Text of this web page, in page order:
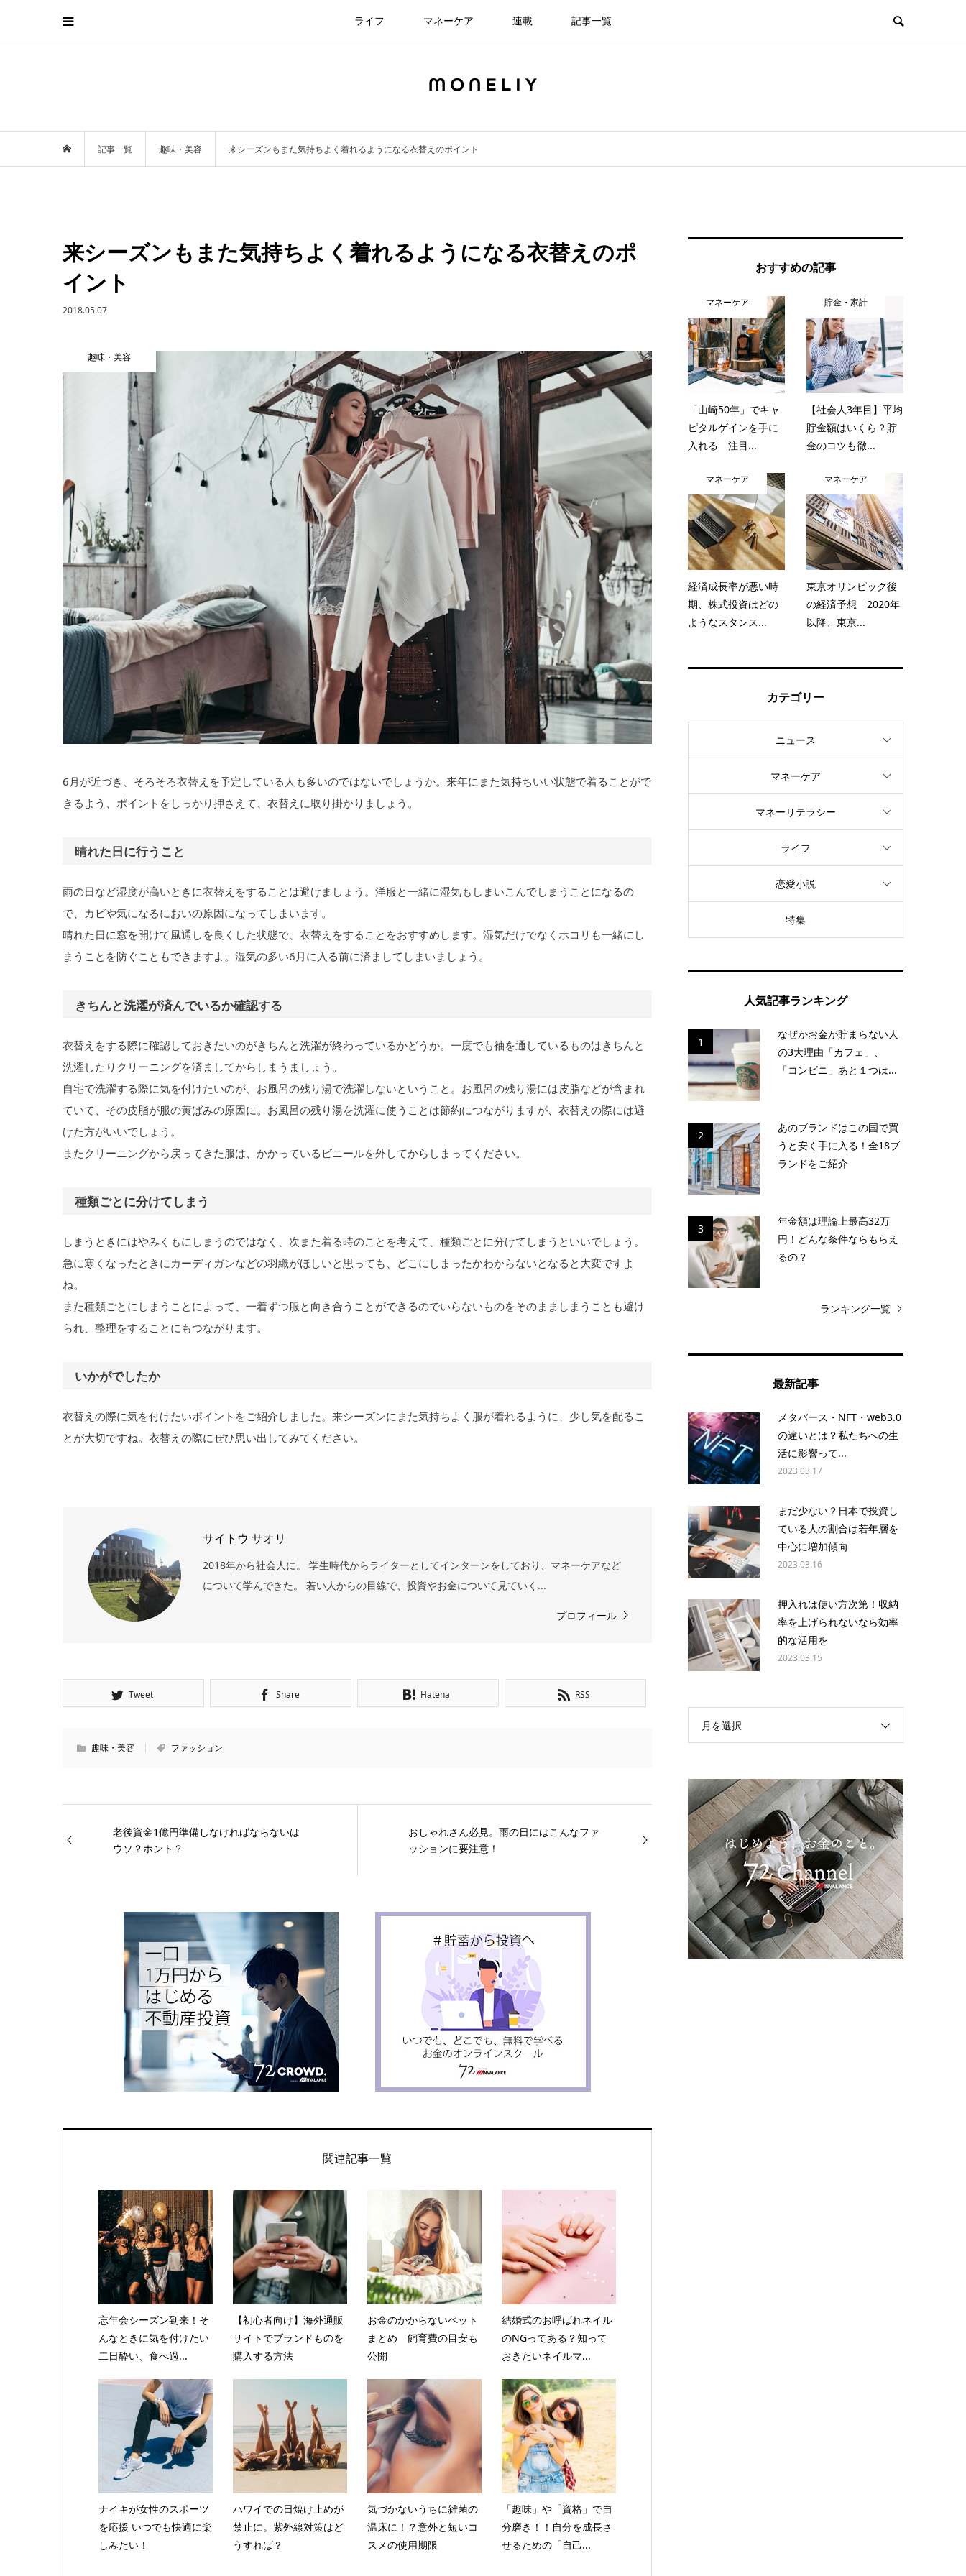
ライフ マネーケア 連載 記事一覧
記事一覧 趣味・美容 来シーズンもまた気持ちよく着れるようになる衣替えのポイント
来シーズンもまた気持ちよく着れるようになる衣替えのポ
イント
2018.05.07
趣味・美容
6月が近づき、そろそろ衣替えを予定している人も多いのではないでしょうか。来年にまた気持ちいい状態で着ることがで
きるよう、ポイントをしっかり押さえて、衣替えに取り掛かりましょう。
晴れた日に行うこと
雨の日など湿度が高いときに衣替えをすることは避けましょう。洋服と一緒に湿気もしまいこんでしまうことになるの
で、カビや気になるにおいの原因になってしまいます。
晴れた日に窓を開けて風通しを良くした状態で、衣替えをすることをおすすめします。湿気だけでなくホコリも一緒にし
まうことを防ぐこともできますよ。湿気の多い6月に入る前に済ましてしまいましょう。
きちんと洗濯が済んでいるか確認する
衣替えをする際に確認しておきたいのがきちんと洗濯が終わっているかどうか。一度でも袖を通しているものはきちんと
洗濯したりクリーニングを済ましてからしまうましょう。
自宅で洗濯する際に気を付けたいのが、お風呂の残り湯で洗濯しないということ。お風呂の残り湯には皮脂などが含まれ
ていて、その皮脂が服の黄ばみの原因に。お風呂の残り湯を洗濯に使うことは節約につながりますが、衣替えの際には避
けた方がいいでしょう。
またクリーニングから戻ってきた服は、かかっているビニールを外してからしまってください。
種類ごとに分けてしまう
しまうときにはやみくもにしまうのではなく、次また着る時のことを考えて、種類ごとに分けてしまうといいでしょう。
急に寒くなったときにカーディガンなどの羽織がほしいと思っても、どこにしまったかわからないとなると大変ですよ
ね。
また種類ごとにしまうことによって、一着ずつ服と向き合うことができるのでいらないものをそのまましまうことも避け
られ、整理をすることにもつながります。
いかがでしたか
衣替えの際に気を付けたいポイントをご紹介しました。来シーズンにまた気持ちよく服が着れるように、少し気を配るこ
とが大切ですね。衣替えの際にぜひ思い出してみてください。
サイトウ サオリ
2018年から社会人に。 学生時代からライターとしてインターンをしており、マネーケアなど
について学んできた。 若い人からの目線で、投資やお金について見ていく...
プロフィール
Tweet Share Hatena RSS
趣味・美容 ファッション
老後資金1億円準備しなければならないは
ウソ？ホント？
おしゃれさん必見。雨の日にはこんなファ
ッションに要注意！
関連記事一覧
忘年会シーズン到来！そ
んなときに気を付けたい
二日酔い、食べ過...
【初心者向け】海外通販
サイトでブランドものを
購入する方法
お金のかからないペット
まとめ 飼育費の目安も
公開
結婚式のお呼ばれネイル
のNGってある？知って
おきたいネイルマ...
ナイキが女性のスポーツ
を応援 いつでも快適に楽
しみたい！
ハワイでの日焼け止めが
禁止に。紫外線対策はど
うすれば？
気づかないうちに雑菌の
温床に！？意外と短いコ
スメの使用期限
「趣味」や「資格」で自
分磨き！！自分を成長さ
せるための「自己...
おすすめの記事
マネーケア
「山崎50年」でキャ
ピタルゲインを手に
入れる 注目...
貯金・家計
【社会人3年目】平均
貯金額はいくら？貯
金のコツも徹...
マネーケア
経済成長率が悪い時
期、株式投資はどの
ようなスタンス...
マネーケア
東京オリンピック後
の経済予想 2020年
以降、東京...
カテゴリー
ニュース
マネーケア
マネーリテラシー
ライフ
恋愛小説
特集
人気記事ランキング
1
なぜかお金が貯まらない人
の3大理由「カフェ」、
「コンビニ」あと１つは...
2
あのブランドはこの国で買
うと安く手に入る！全18ブ
ランドをご紹介
3
年金額は理論上最高32万
円！どんな条件ならもらえ
るの？
ランキング一覧
最新記事
メタバース・NFT・web3.0
の違いとは？私たちへの生
活に影響って...
2023.03.17
まだ少ない？日本で投資し
ている人の割合は若年層を
中心に増加傾向
2023.03.16
押入れは使い方次第！収納
率を上げられないなら効率
的な活用を
2023.03.15
月を選択